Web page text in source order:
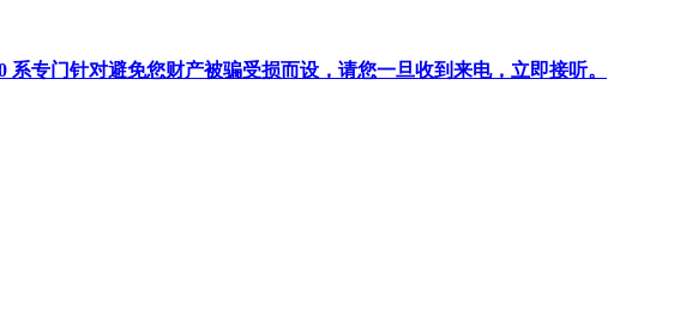
专门针对避免您财产被骗受损而设，请您一旦收到来电，立即接听。